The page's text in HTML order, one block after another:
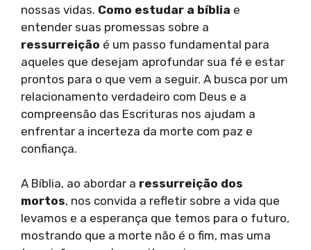
nossas vidas. Como estudar a bíblia e
entender suas promessas sobre a
ressurreição é um passo fundamental para
aqueles que desejam aprofundar sua fé e estar
prontos para o que vem a seguir. A busca por um
relacionamento verdadeiro com Deus e a
compreensão das Escrituras nos ajudam a
enfrentar a incerteza da morte com paz e
confiança.
A Bíblia, ao abordar a ressurreição dos
mortos, nos convida a refletir sobre a vida que
levamos e a esperança que temos para o futuro,
mostrando que a morte não é o fim, mas uma